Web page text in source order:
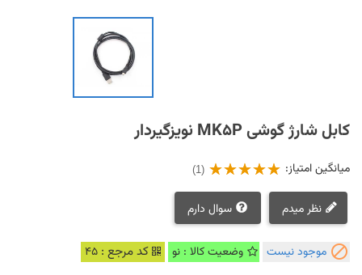
کابل شارژ گوشی MK5P نویزگیردار
میانگین امتیاز: (1)
نظر میدم سوال دارم
 موجود نیست وضعیت کالا : نو کد مرجع : 45